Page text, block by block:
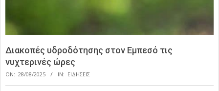
Διακοπές υδροδότησης στον Εμπεσό τις
νυχτερινές ώρες
ON: 28/08/2025 IN: ΕΙΔΗΣΕΙΣ